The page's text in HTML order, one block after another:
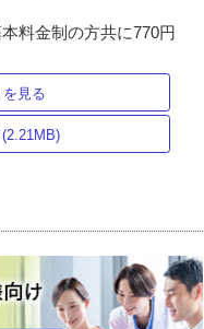
料金制の方共に770円
見る